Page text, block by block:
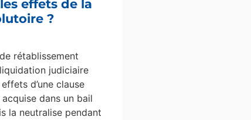
effets de la
?
rétablissement
judiciaire
d’une clause
dans un bail
la neutralise pendant